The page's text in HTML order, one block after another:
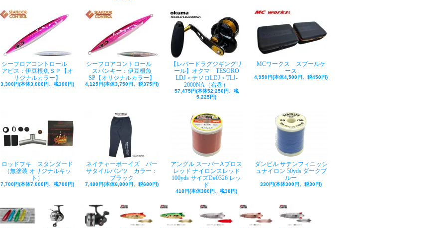
シーフロアコントロール
アビス：伊豆根魚ＳＰ【オ
リジナルカラー】
3,300円(本体3,000円、税300円)
シーフロアコントロール
スパンキー：伊豆根魚
SP【オリジナルカラー】
4,125円(本体3,750円、税375円)
【レバードラグジギングリ
ール】オクマ TESORO
LDJ＜テソロLDJ＞TLJ-
2000NA（右巻）
57,475円(本体52,250円、税
5,225円)
MCワークス スプールケ
ース
4,950円(本体4,500円、税450円)
ロッドフキ スタンダード
（無塗装 オリジナルキッ
ト）
7,700円(本体7,000円、税700円)
ネイチャーボーイズ バー
サタイルパンツ カラー：
ブラック
7,480円(本体6,800円、税680円)
アングル スーパーAプロス
レッド ナイロンスレッド
100yds サイズD#0326 レッ
ド
418円(本体380円、税38円)
ダンビル サテンフィニッシ
ュナイロン 50yds ダークブ
ルー
330円(本体300円、税30円)